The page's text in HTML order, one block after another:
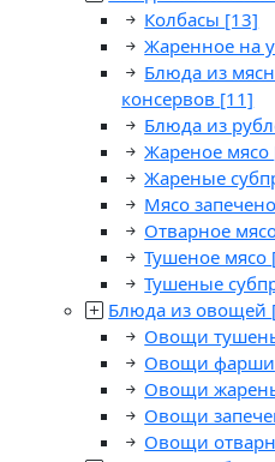
Колбасы [13]
Жаренное на
Блюда из
консервов [11]
Блюда из
Жареное мясо
Жареные
Мясо
Отварное
Тушеное мясо
Тушеные
Блюда из овощей
Овощи
Овощи
Овощи
Овощи
Овощи